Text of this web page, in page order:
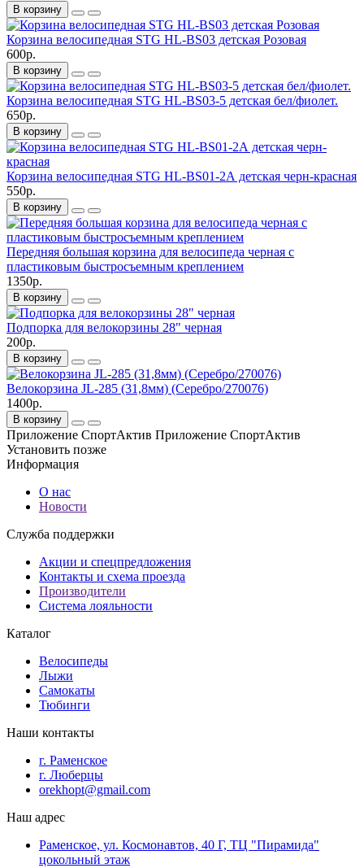
В корзину
Корзина велосипедная STG HL-BS03 детская Розовая
600р.
В корзину
Корзина велосипедная STG HL-BS03-5 детская бел/фиолет.
650р.
В корзину
Корзина велосипедная STG HL-BS01-2А детская черн-красная
550р.
В корзину
Передняя большая корзина для велосипеда черная с
пластиковым быстросъемным креплением
1350р.
В корзину
Подпорка для велокорзины 28" черная
200р.
В корзину
Велокорзина JL-285 (31,8мм) (Серебро/270076)
1400р.
В корзину
Приложение СпортАктив Приложение СпортАктив
Установить позже
Информация
О нас
Новости
Служба поддержки
Акции и спецпредложения
Контакты и схема проезда
Производители
Система лояльности
Каталог
Велосипеды
Лыжи
Самокаты
Тюбинги
Наши контакты
г. Раменское
г. Люберцы
orekhopt@gmail.com
Наш адрес
Раменское, ул. Космонавтов, 40 Г, ТЦ "Пирамида"
цокольный этаж